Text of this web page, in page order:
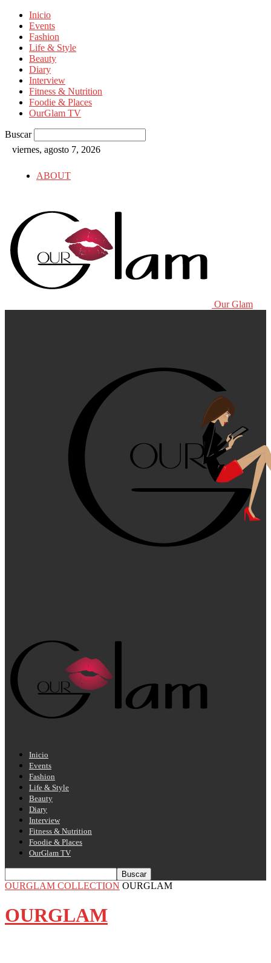
Inicio
Events
Fashion
Life & Style
Beauty
Diary
Interview
Fitness & Nutrition
Foodie & Places
OurGlam TV
Buscar
viernes, agosto 7, 2026
ABOUT
Our Glam
Inicio
Events
Fashion
Life & Style
Beauty
Diary
Interview
Fitness & Nutrition
Foodie & Places
OurGlam TV
OURGLAM COLLECTION OURGLAM
OURGLAM